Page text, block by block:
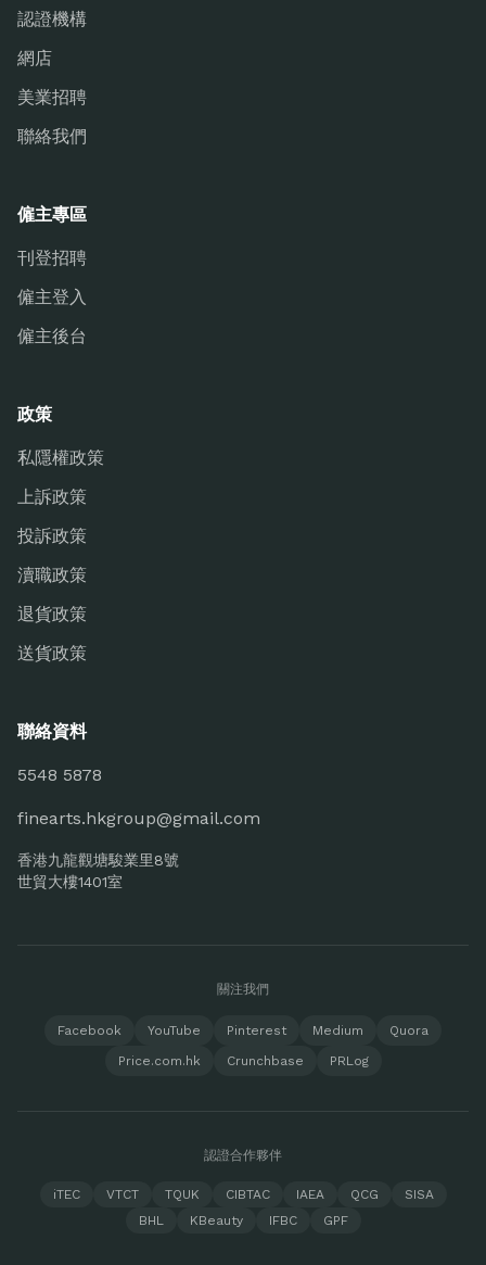
認證機構
網店
美業招聘
聯絡我們
僱主專區
刊登招聘
僱主登入
僱主後台
政策
私隱權政策
上訴政策
投訴政策
瀆職政策
退貨政策
送貨政策
聯絡資料
5548 5878
finearts.hkgroup@gmail.com
香港九龍觀塘駿業里8號
世貿大樓1401室
關注我們
Facebook YouTube Pinterest Medium
Quora
Price.com.hk
Crunchbase PRLog
認證合作夥伴
iTEC VTCT TQUK CIBTAC IAEA QCG
SISA
BHL
KBeauty IFBC GPF